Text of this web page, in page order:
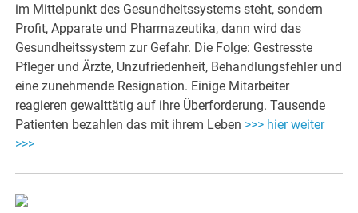
im Mittelpunkt des Gesundheitssystems steht, sondern
Profit, Apparate und Pharmazeutika, dann wird das
Gesundheitssystem zur Gefahr. Die Folge: Gestresste
Pfleger und Ärzte, Unzufriedenheit, Behandlungsfehler und
eine zunehmende Resignation. Einige Mitarbeiter
reagieren gewalttätig auf ihre Überforderung. Tausende
Patienten bezahlen das mit ihrem Leben >>> hier weiter
>>>